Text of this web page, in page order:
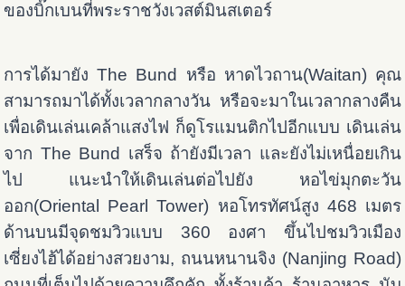
ของบิ๊กเบนที่พระราชวังเวสต์มินสเตอร์
การได้มายัง The Bund หรือ หาดไวถาน(Waitan) คุณ
สามารถมาได้ทั้งเวลากลางวัน หรือจะมาในเวลากลางคืน
เพื่อเดินเล่นเคล้าแสงไฟ ก็ดูโรแมนติกไปอีกแบบ เดินเล่น
จาก The Bund เสร็จ ถ้ายังมีเวลา และยังไม่เหนื่อยเกิน
ไป แนะนำให้เดินเล่นต่อไปยัง หอไข่มุกตะวัน
ออก(Oriental Pearl Tower) หอโทรทัศน์สูง 468 เมตร
ด้านบนมีจุดชมวิวแบบ 360 องศา ขึ้นไปชมวิวเมือง
เซี่ยงไฮ้ได้อย่างสวยงาม, ถนนหนานจิง (Nanjing Road)